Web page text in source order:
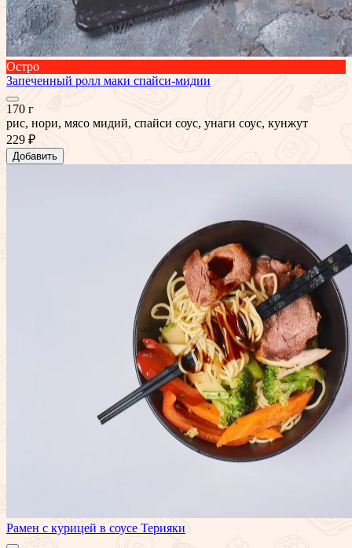
Остро
Запеченный ролл маки спайси-мидии
170 г
рис, нори, мясо мидий, спайси соус, унаги соус, кунжут
229 ₽
Добавить
Рамен с курицей в соусе Терияки